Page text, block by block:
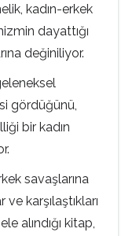
kadın-erkek
dayattığı
değiniliyor.
gördüğünü,
bir kadın
savaşlarına
karşılaştıkları
alındığı kitap,